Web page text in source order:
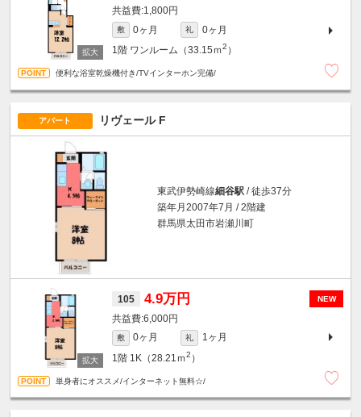
1,800円
敷 0ヶ月 礼
0ヶ月
1階 ワンルーム（33.15ｍ2 ）
便利な浴室乾燥機付き/TVインターホン完備/
アパート リヴェール F
東武伊勢崎線細谷駅 / 徒歩37分
築年月2007年7月 / 2階建
群馬県太田市岩瀬川町
NEW
105 4.9万円
6,000円
敷 0ヶ月 礼
1ヶ月
1階 1K（28.21ｍ2 ）
単身者にオススメ/インターネット無料☆/